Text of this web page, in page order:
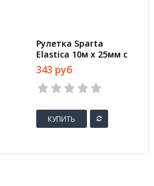
Рулетка Sparta
Elastica 10м x 25мм с
фиксатором
343 руб
КУПИТЬ